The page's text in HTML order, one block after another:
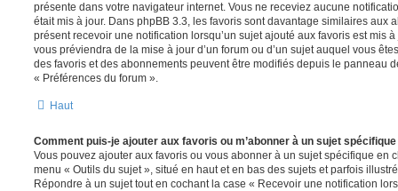
présente dans votre navigateur internet. Vous ne receviez aucune
était mis à jour. Dans phpBB 3.3, les favoris sont davantage similaires aux
présent recevoir une notification lorsqu’un sujet ajouté aux favoris est mis
vous préviendra de la mise à jour d’un forum ou d’un sujet auquel vous
des favoris et des abonnements peuvent être modifiés depuis le panneau
« Préférences du forum ».
Haut
Comment puis-je ajouter aux favoris ou m’abonner à un sujet spécifique
Vous pouvez ajouter aux favoris ou vous abonner à un sujet spécifique en
menu « Outils du sujet », situé en haut et en bas des sujets et parfois
Répondre à un sujet tout en cochant la case « Recevoir une notification